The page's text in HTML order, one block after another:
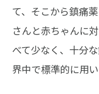
て、そこから鎮痛
さんと赤ちゃんに
べて少なく、十分
界中で標準的に用い